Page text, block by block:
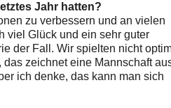
Jahr hatten?
zu verbessern und an vielen
viel Glück und ein sehr guter
der Fall. Wir spielten nicht
zeichnet eine Mannschaft
ich denke, das kann man sich